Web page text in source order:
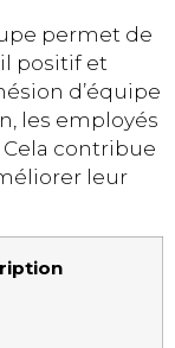
permet de
positif et
d’équipe
les employés
contribue
leur